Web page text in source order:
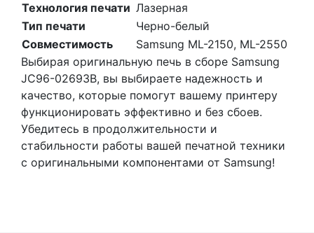
Технология печати Лазерная
Тип печати
Черно-белый
Совместимость
Samsung ML-2150, ML-2550
Выбирая оригинальную печь в сборе Samsung
JC96-02693B, вы выбираете надежность и
качество, которые помогут вашему принтеру
функционировать эффективно и без сбоев.
Убедитесь в продолжительности и
стабильности работы вашей печатной техники
с оригинальными компонентами от Samsung!